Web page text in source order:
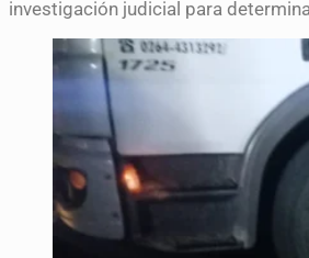
investigación judicial para